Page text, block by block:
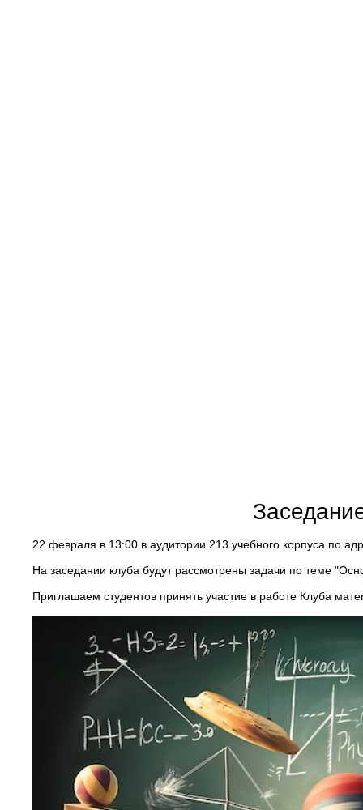
22 февраля в 13:00 в аудитории 213 учебного корпуса по
На заседании клуба будут рассмотрены задачи по теме
Приглашаем студентов принять участие в работе Клуба